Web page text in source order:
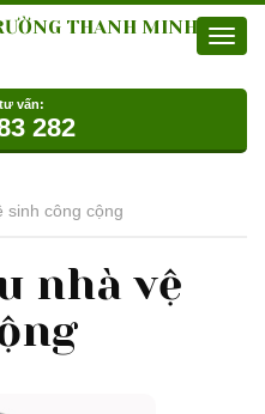
THANH MINH
vấn:
282
sinh công cộng
nhà vệ